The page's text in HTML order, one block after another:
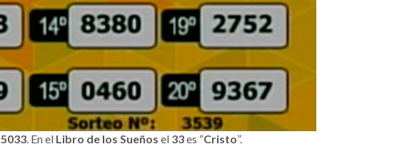
5033. En el Libro de los Sueños el 33es “Cristo”.